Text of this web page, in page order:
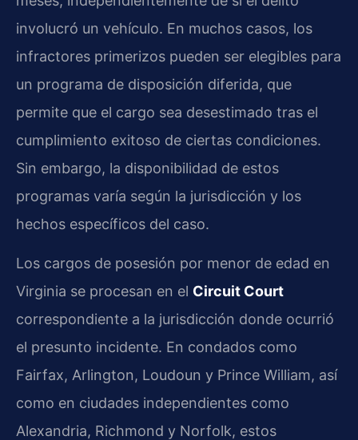
involucró un vehículo. En muchos casos, los
infractores primerizos pueden ser elegibles para
un programa de disposición diferida, que
permite que el cargo sea desestimado tras el
cumplimiento exitoso de ciertas condiciones.
Sin embargo, la disponibilidad de estos
programas varía según la jurisdicción y los
hechos específicos del caso.
Los cargos de posesión por menor de edad en
Virginia se procesan en el Circuit Court
correspondiente a la jurisdicción donde ocurrió
el presunto incidente. En condados como
Fairfax, Arlington, Loudoun y Prince William, así
como en ciudades independientes como
Alexandria, Richmond y Norfolk, estos